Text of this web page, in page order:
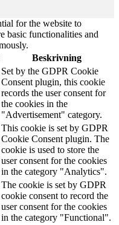
for the website to
basic functionalities and
Beskrivning
Set by the GDPR Cookie
Consent plugin, this cookie
records the user consent for
the cookies in the
"Advertisement" category.
This cookie is set by GDPR
Cookie Consent plugin. The
cookie is used to store the
user consent for the cookies
in the category "Analytics".
The cookie is set by GDPR
cookie consent to record the
user consent for the cookies
in the category "Functional".